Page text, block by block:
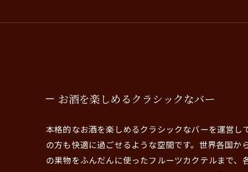
お酒を楽しめるクラシックなバー
本格的なお酒を楽しめるクラシックなバーを運営
の方も快適に過ごせるような空間です。世界各国か
の果物をふんだんに使ったフルーツカクテルまで、